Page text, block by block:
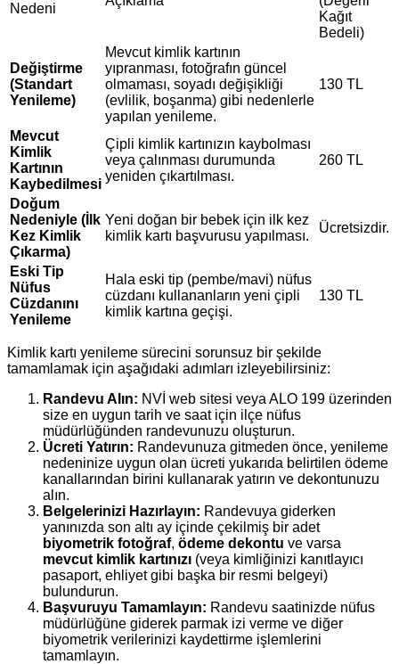
Nedeni
Kağıt
Bedeli)
Değiştirme
(Standart
Yenileme)
Mevcut kimlik kartının
yıpranması, fotoğrafın güncel
olmaması, soyadı değişikliği
(evlilik, boşanma) gibi nedenlerle
yapılan yenileme.
130 TL
Mevcut
Kimlik
Kartının
Kaybedilmesi
Çipli kimlik kartınızın kaybolması
veya çalınması durumunda
yeniden çıkartılması.
260 TL
Doğum
Nedeniyle (İlk
Kez Kimlik
Çıkarma)
Yeni doğan bir bebek için ilk kez
kimlik kartı başvurusu yapılması.
Ücretsizdir.
Eski Tip
Nüfus
Cüzdanını
Yenileme
Hala eski tip (pembe/mavi) nüfus
cüzdanı kullananların yeni çipli
kimlik kartına geçişi.
130 TL
Kimlik kartı yenileme sürecini sorunsuz bir şekilde
tamamlamak için aşağıdaki adımları izleyebilirsiniz:
Randevu Alın: NVİ web sitesi veya ALO 199 üzerinden
size en uygun tarih ve saat için ilçe nüfus
müdürlüğünden randevunuzu oluşturun.
Ücreti Yatırın: Randevunuza gitmeden önce, yenileme
nedeninize uygun olan ücreti yukarıda belirtilen ödeme
kanallarından birini kullanarak yatırın ve dekontunuzu
alın.
Belgelerinizi Hazırlayın: Randevuya giderken
yanınızda son altı ay içinde çekilmiş bir adet
biyometrik fotoğraf, ödeme dekontu ve varsa
mevcut kimlik kartınızı (veya kimliğinizi kanıtlayıcı
pasaport, ehliyet gibi başka bir resmi belgeyi)
bulundurun.
Başvuruyu Tamamlayın: Randevu saatinizde nüfus
müdürlüğüne giderek parmak izi verme ve diğer
biyometrik verilerinizi kaydettirme işlemlerini
tamamlayın.